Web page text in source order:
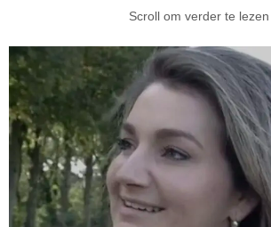
Scroll om verder te lezen